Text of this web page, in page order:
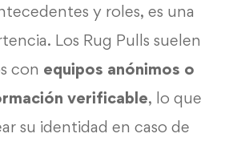
y roles, es una
Los Rug Pulls suelen
con equipos anónimos o
verificable, lo que
su identidad en caso de